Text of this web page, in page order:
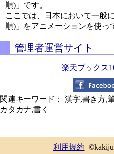
順)」です。
ここでは、日本において一般
順)」をアニメーションを使っ
管理者運営サイト
楽天ブックス
関連キーワード： 漢字,書き方,
カタカナ,書く
利用規約